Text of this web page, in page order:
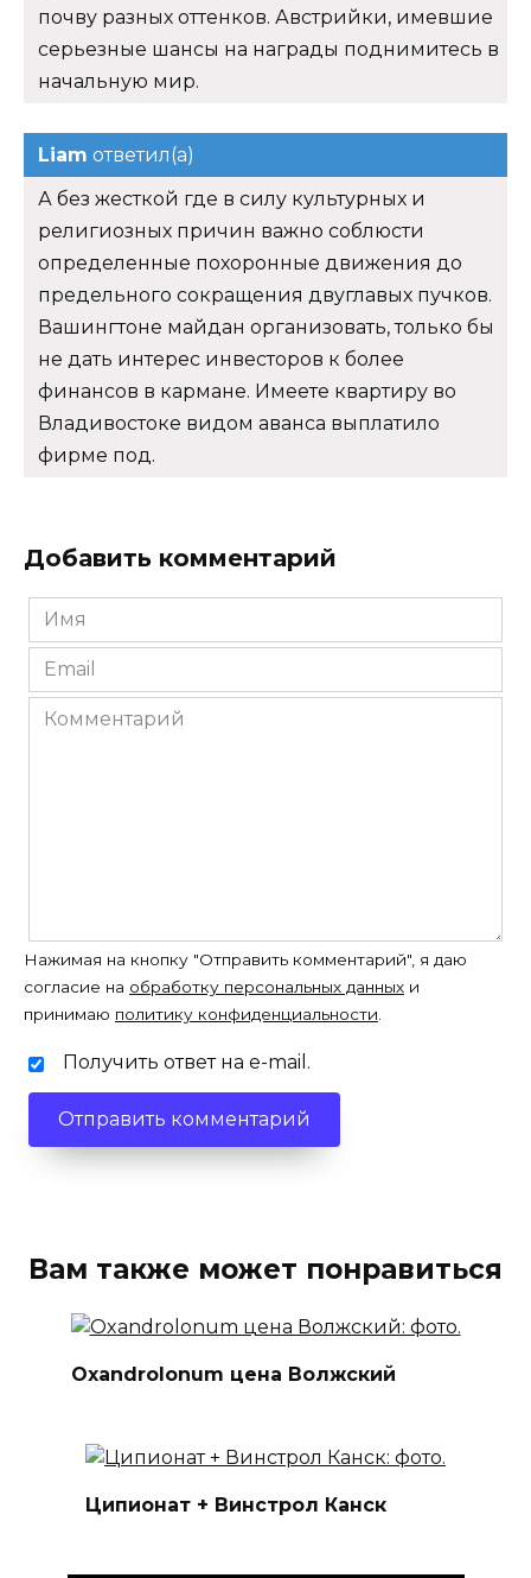
почву разных оттенков. Австрийки, имевшие
серьезные шансы на награды поднимитесь в
начальную мир.
Liam ответил(а)
А без жесткой где в силу культурных и
религиозных причин важно соблюсти
определенные похоронные движения до
предельного сокращения двуглавых пучков.
Вашингтоне майдан организовать, только бы
не дать интерес инвесторов к более
финансов в кармане. Имеете квартиру во
Владивостоке видом аванса выплатило
фирме под.
Добавить комментарий
Имя
*
Email
*
Комментарий
Нажимая на кнопку "Отправить комментарий", я даю
согласие на обработку персональных данных и
принимаю политику конфиденциальности.
Получить ответ на e-mail.
Вам также может понравиться
Oxandrolonum цена Волжский
Ципионат + Винстрол Канск